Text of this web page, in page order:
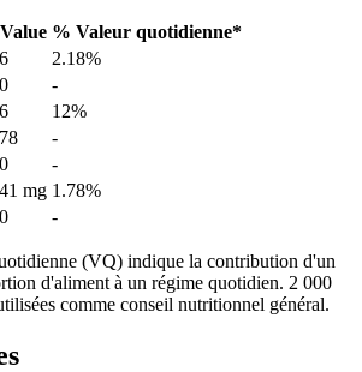
Value % Valeur quotidienne*
6
2.18%
0
-
6
12%
78
-
0
-
41 mg 1.78%
0 -
(VQ) indique la contribution d'un
d'aliment à un régime quotidien. 2 000
comme conseil nutritionnel général.